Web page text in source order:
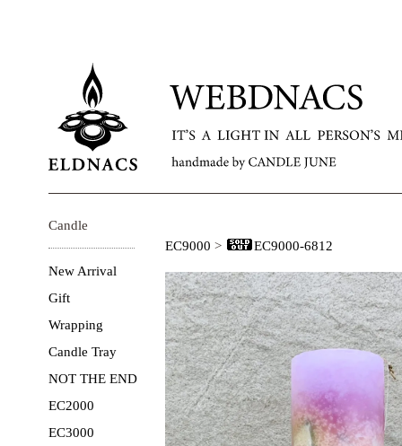
Candle
New Arrival
Gift
Wrapping
Candle Tray
NOT THE END
EC2000
EC3000
EC9000 > EC9000-6812